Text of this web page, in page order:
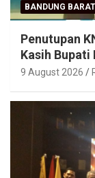
BANDUNG BARAT
Penutupan
Kasih Bupati
9 August 2026